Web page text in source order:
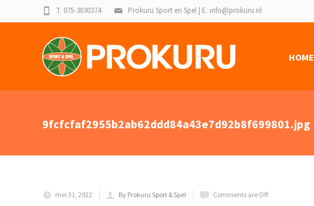
Prokuru Sport en Spel | E. info@prokuru.nl
T. 075-3030374
HOME
9fcfcfaf2955b2ab62ddd84a43e7d92b8f699801.jpg
mei 31, 2022 By Prokuru Sport & Spel Comments are Off